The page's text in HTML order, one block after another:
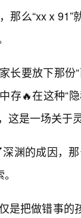
那么“xxⅹ91”
长要放下那份
存🔥在这种“
这是一场关于
渊的成因，
是把做错事